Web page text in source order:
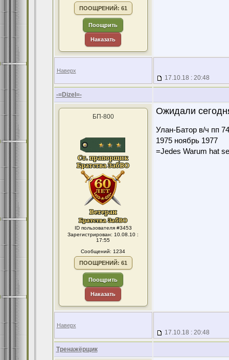
ПООЩРЕНИЙ: 61
Поощрить
Наказать
Наверх
17.10.18 : 20:48
-=Dizel=-
БП-800
ID пользователя #3453
Зарегистрирован: 10.08.10 :
17:55
Сообщений: 1234
ПООЩРЕНИЙ: 61
Поощрить
Наказать
Ожидали
Улан-Батор в/ч пп
1975 ноябрь 1977
=Jedes Warum hat
Наверх
17.10.18 : 20:48
Тренажёрщик